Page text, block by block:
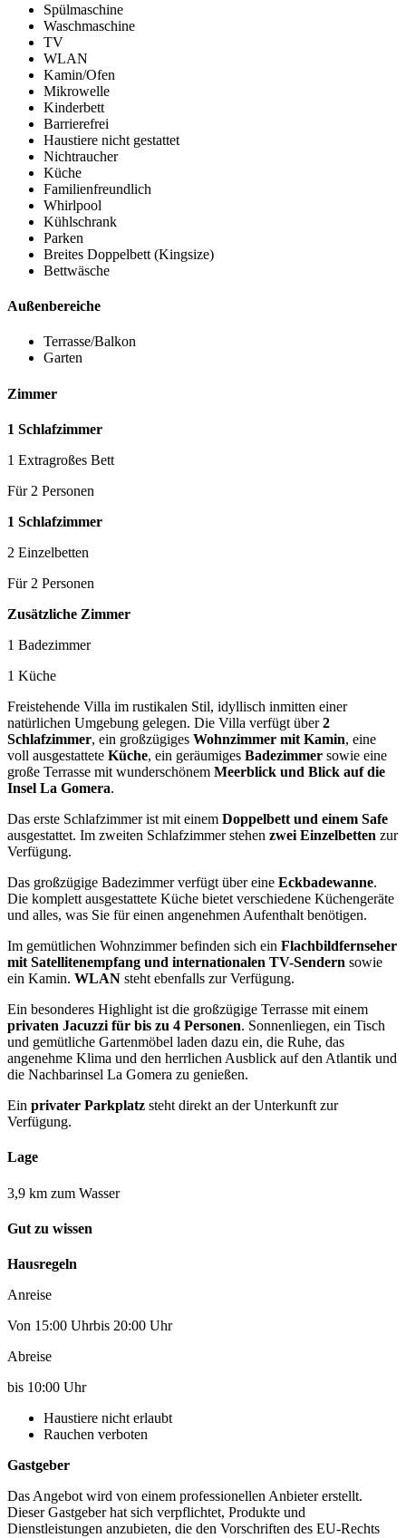
Spülmaschine
Waschmaschine
TV
WLAN
Kamin/Ofen
Mikrowelle
Kinderbett
Barrierefrei
Haustiere nicht gestattet
Nichtraucher
Küche
Familienfreundlich
Whirlpool
Kühlschrank
Parken
Breites Doppelbett (Kingsize)
Bettwäsche
Außenbereiche
Terrasse/Balkon
Garten
Zimmer
1 Schlafzimmer
1 Extragroßes Bett
Für 2 Personen
1 Schlafzimmer
2 Einzelbetten
Für 2 Personen
Zusätzliche Zimmer
1 Badezimmer
1 Küche
Freistehende Villa im rustikalen Stil, idyllisch inmitten einer
natürlichen Umgebung gelegen. Die Villa verfügt über2
Schlafzimmer, ein großzügiges Wohnzimmer mit Kamin, eine
voll ausgestattete Küche, ein geräumiges Badezimmer sowie eine
große Terrasse mit wunderschönem Meerblick und Blick auf die
Insel La Gomera.
Das erste Schlafzimmer ist mit einem Doppelbett und einem Safe
ausgestattet. Im zweiten Schlafzimmer stehen zwei Einzelbetten zur
Verfügung.
Das großzügige Badezimmer verfügt über eine Eckbadewanne.
Die komplett ausgestattete Küche bietet verschiedene Küchengeräte
und alles, was Sie für einen angenehmen Aufenthalt benötigen.
Im gemütlichen Wohnzimmer befinden sich ein Flachbildfernseher
mit Satellitenempfang und internationalen TV-Sendern sowie
ein Kamin. WLAN steht ebenfalls zur Verfügung.
Ein besonderes Highlight ist die großzügige Terrasse mit einem
privaten Jacuzzi für bis zu 4 Personen. Sonnenliegen, ein Tisch
und gemütliche Gartenmöbel laden dazu ein, die Ruhe, das
angenehme Klima und den herrlichen Ausblick auf den Atlantik und
die Nachbarinsel La Gomera zu genießen.
Ein privater Parkplatz steht direkt an der Unterkunft zur
Verfügung.
Lage
3,9 km zum Wasser
Gut zu wissen
Hausregeln
Anreise
Von 15:00 Uhrbis 20:00 Uhr
Abreise
bis 10:00 Uhr
Haustiere nicht erlaubt
Rauchen verboten
Gastgeber
Das Angebot wird von einem professionellen Anbieter erstellt.
Dieser Gastgeber hat sich verpflichtet, Produkte und
Dienstleistungen anzubieten, die den Vorschriften des EU-Rechts